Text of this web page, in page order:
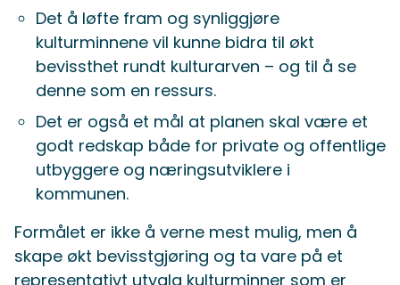
Det å løfte fram og synliggjøre
kulturminnene vil kunne bidra til økt
bevissthet rundt kulturarven – og til å se
denne som en ressurs.
Det er også et mål at planen skal være et
godt redskap både for private og offentlige
utbyggere og næringsutviklere i
kommunen.
Formålet er ikke å verne mest mulig, men å
skape økt bevisstgjøring og ta vare på et
representativt utvalg kulturminner som er